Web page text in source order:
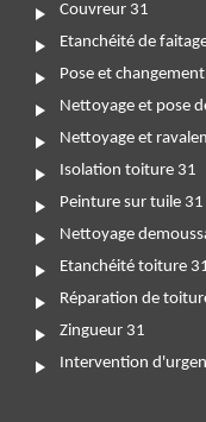
Couvreur 31
Etanchéité de
Pose et
Nettoyage et pose
Nettoyage et
Isolation toiture 31
Peinture sur tuile 31
Nettoyage
Etanchéité toiture
Réparation de
Zingueur 31
Intervention